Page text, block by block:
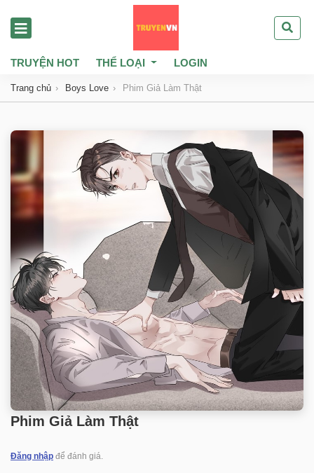
TRUYỆN HOT THỂ LOẠI LOGIN
Trang chủ Boys Love Phim Giả Làm Thật
Phim Giả Làm Thật
Đăng nhập để đánh giá.